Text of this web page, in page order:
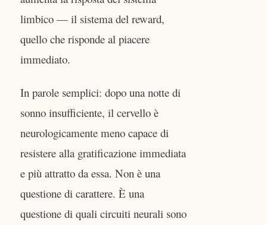
limbico — il sistema del reward,
quello che risponde al piacere
immediato.
In parole semplici: dopo una notte di
sonno insufficiente, il cervello è
neurologicamente meno capace di
resistere alla gratificazione immediata
e più attratto da essa. Non è una
questione di carattere. È una
questione di quali circuiti neurali sono